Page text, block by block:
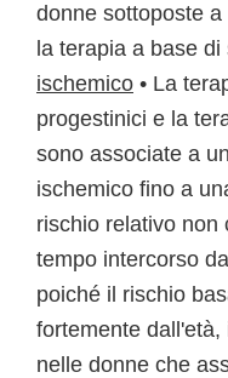
donne sottoposte
la terapia a base
ischemico • La
progestinici e la
sono associate a
ischemico fino a
rischio relativo non
tempo intercorso
poiché il rischio
fortemente
nelle donne che